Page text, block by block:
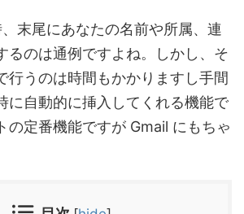
末尾にあなたの名前や所属、連
るのは通例ですよね。しかし、そ
行うのは時間もかかりますし手間
に自動的に挿入してくれる機能で
の定番機能ですが Gmail にもちゃ